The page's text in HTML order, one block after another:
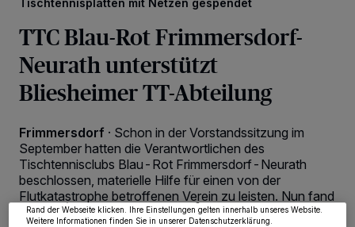
Tischtennisplatten mit Netzen gespendet
TTC Blau-Rot Frimmersdorf-
Neurath unterstützt
Bliesheimer TT-Abteilung
Frimmersdorf · Schon in der Vorstandssitzung im
September hatten die Verantwortlichen des
Tischtennisclubs Blau-Rot Frimmersdorf-Neurath
beschlossen, materielle Hilfe für einen von der
Flutkatastrophe betroffenen Verein zu leisten. Nun fand
die Spendenübergabe statt.
wie Browserdaten oder eindeutige Kennungen auf Ihrem Gerät zu. Durch Auswahl
von OK aktivieren Sie Tracking-Technologien für die unter „Wir und unsere
Partner verarbeiten Daten, um Ihnen Dienste bereitzustellen“ aufgeführten
Zwecke. Wenn Tracker deaktiviert sind, sind manche Inhalte und Anzeigen
möglicherweise nicht mehr so relevant für Sie. Sie können dieses Menü jederzeit
wieder aufrufen, um Ihre Einstellungen zu ändern oder Ihre Einwilligung zu
widerrufen, indem Sie auf den Link Einstellungen oder Ablehnen am unteren
Rand der Webseite klicken. Ihre Einstellungen gelten innerhalb unseres Website.
Weitere Informationen finden Sie in unserer Datenschutzerklärung.